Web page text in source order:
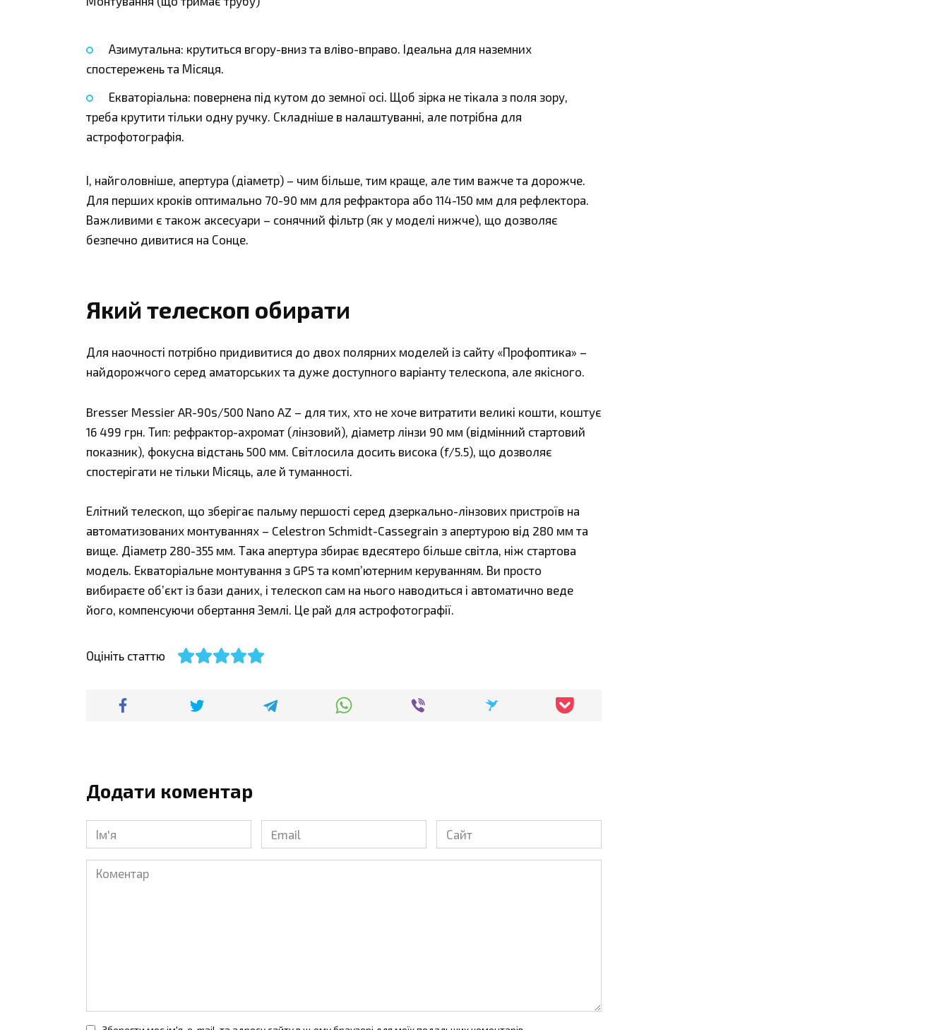
Азимутальна: крутиться вгору-вниз та вліво-вправо. Ідеальна для наземних
спостережень та Місяця.
Екваторіальна: повернена під кутом до земної осі. Щоб зірка не тікала з поля зору,
треба крутити тільки одну ручку. Складніше в налаштуванні, але потрібна для
астрофотографія.
І, найголовніше, апертура (діаметр) – чим більше, тим краще, але тим важче та дорожче.
Для перших кроків оптимально 70-90 мм для рефрактора або 114-150 мм для рефлектора.
Важливими є також аксесуари – сонячний фільтр (як у моделі нижче), що дозволяє
безпечно дивитися на Сонце.
Який телескоп обирати
Для наочності потрібно придивитися до двох полярних моделей із сайту «Профоптика» –
найдорожчого серед аматорських та дуже доступного варіанту телескопа, але якісного.
Bresser Messier AR-90s/500 Nano AZ – для тих, хто не хоче витратити великі кошти, коштує
16 499 грн. Тип: рефрактор-ахромат (лінзовий), діаметр лінзи 90 мм (відмінний стартовий
показник), фокусна відстань 500 мм. Світлосила досить висока (f/5.5), що дозволяє
спостерігати не тільки Місяць, але й туманності.
Елітний телескоп, що зберігає пальму першості серед дзеркально-лінзових пристроїв на
автоматизованих монтуваннях – Celestron Schmidt-Cassegrain з апертурою від 280 мм та
вище. Діаметр 280-355 мм. Така апертура збирає вдесятеро більше світла, ніж стартова
модель. Екваторіальне монтування з GPS та комп’ютерним керуванням. Ви просто
вибираєте об’єкт із бази даних, і телескоп сам на нього наводиться і автоматично веде
його, компенсуючи обертання Землі. Це рай для астрофотографії.
Оцініть статтю
Додати коментар
Ім'я
Email
Сайт
Коментар